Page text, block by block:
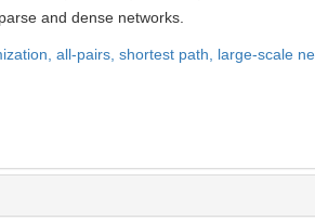
and dense networks.
all-pairs, shortest path, large-scale